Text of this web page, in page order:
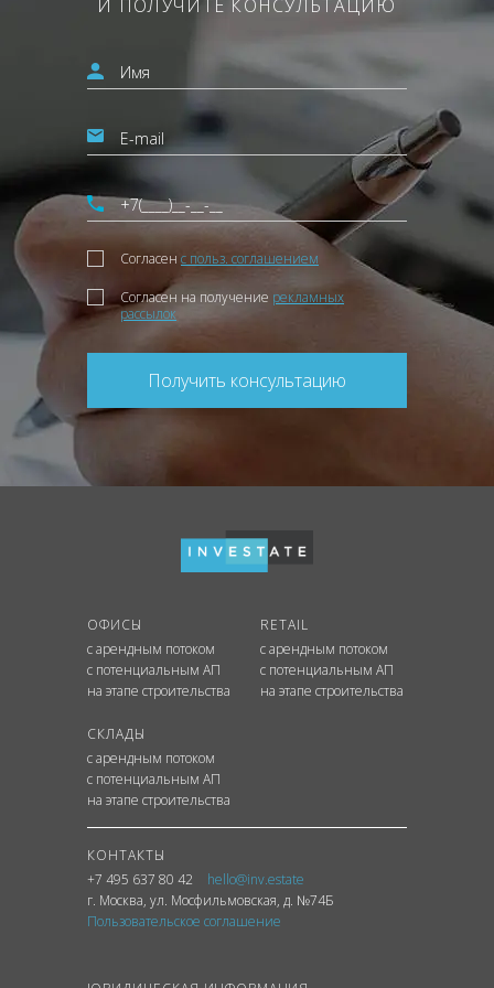
И ПОЛУЧИТЕ КОНСУЛЬТАЦИЮ
Согласен с польз. соглашением
Согласен на получение рекламных
рассылок
Получить консультацию
ОФИСЫ
с арендным потоком
с потенциальным АП
на этапе строительства
RETAIL
с арендным потоком
с потенциальным АП
на этапе строительства
СКЛАДЫ
с арендным потоком
с потенциальным АП
на этапе строительства
КОНТАКТЫ
+7 495 637 80 42
hello@inv.estate
г. Москва, ул. Мосфильмовская, д. №74Б
Пользовательское соглашение